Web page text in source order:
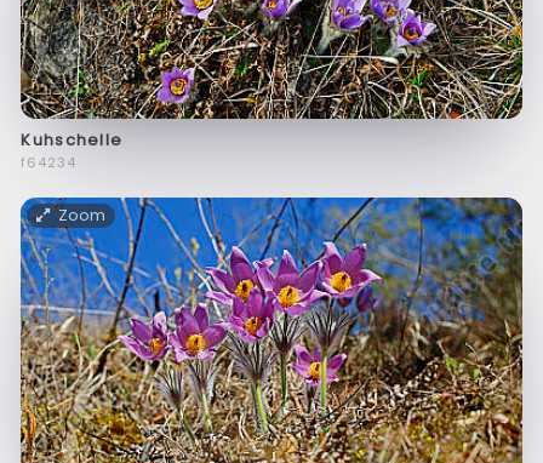
Kuhschelle
f64234
Zoom